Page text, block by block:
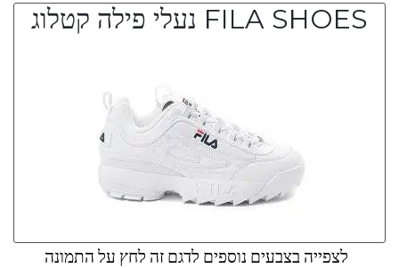
FILA SHOES נעלי פילה קטלוג
לצפייה בצבעים נוספים לדגם זה לחץ על התמונה